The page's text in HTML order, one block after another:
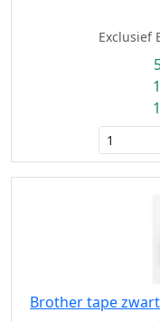
Exclusief
Brother tape